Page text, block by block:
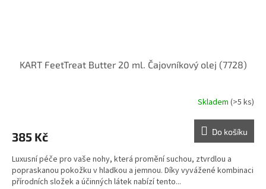
KART FeetTreat Butter 20 ml. Čajovníkový olej (7728)
Skladem (>5 ks)
385 Kč Do košíku
Luxusní péče pro vaše nohy, která promění suchou, ztvrdlou a
popraskanou pokožku v hladkou a jemnou. Díky vyvážené kombinaci
přírodních složek a účinných látek nabízí tento...